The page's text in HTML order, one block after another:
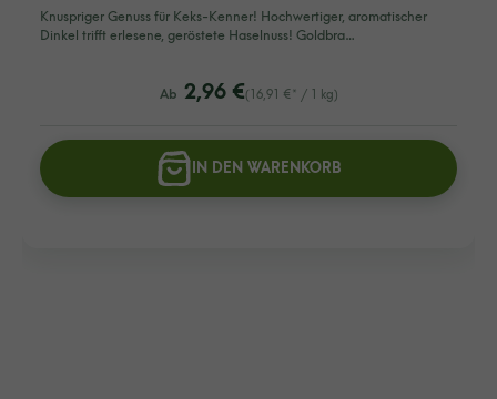
Knuspriger Genuss für Keks-Kenner! Hochwertiger, aromatischer
Dinkel trifft erlesene, geröstete Haselnuss! Goldbra…
(16,91 €* / 1 kg)
listing.regularPriceLabel
Ab 2,96 €
IN DEN WARENKORB